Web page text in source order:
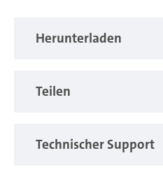
Herunterladen
Teilen
Technischer Support